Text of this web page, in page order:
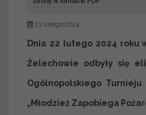
23 lutego 2024
Dnia 22 lutego 2024 roku
Żelechowie odbyły się
Ogólnopolskiego Turnieju
„Młodzież Zapobiega